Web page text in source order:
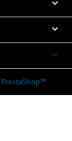


keyboard_arrow_down